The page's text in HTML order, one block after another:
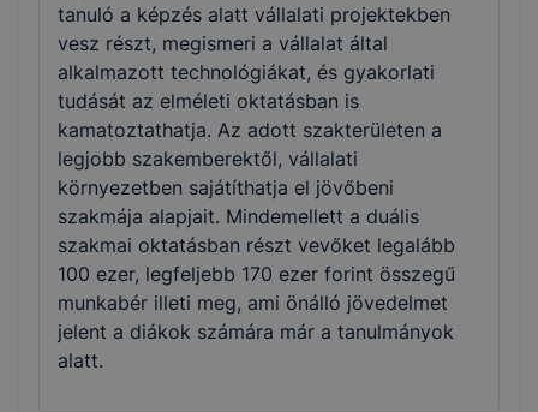
tanuló a képzés alatt vállalati projektekben
vesz részt, megismeri a vállalat által
alkalmazott technológiákat, és gyakorlati
tudását az elméleti oktatásban is
kamatoztathatja. Az adott szakterületen a
legjobb szakemberektől, vállalati
környezetben sajátíthatja el jövőbeni
szakmája alapjait. Mindemellett a duális
szakmai oktatásban részt vevőket legalább
100 ezer, legfeljebb 170 ezer forint összegű
munkabér illeti meg, ami önálló jövedelmet
jelent a diákok számára már a tanulmányok
alatt.